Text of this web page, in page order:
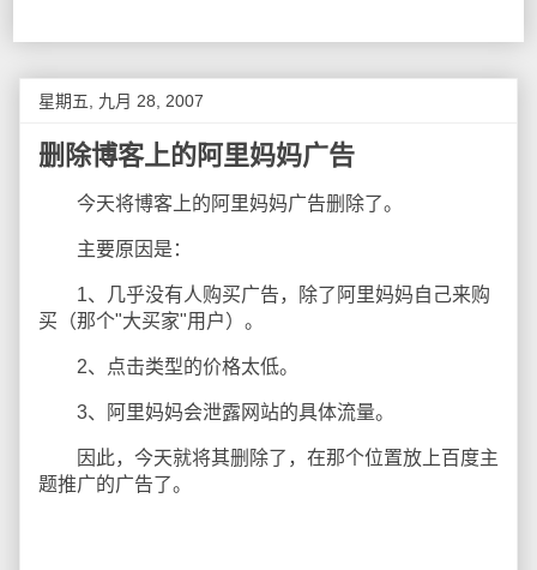
星期五, 九月 28, 2007
删除博客上的阿里妈妈广告
今天将博客上的阿里妈妈广告删除了。
主要原因是：
1、几乎没有人购买广告，除了阿里妈妈自己来购
买（那个"大买家"用户）。
2、点击类型的价格太低。
3、阿里妈妈会泄露网站的具体流量。
因此，今天就将其删除了，在那个位置放上百度主
题推广的广告了。